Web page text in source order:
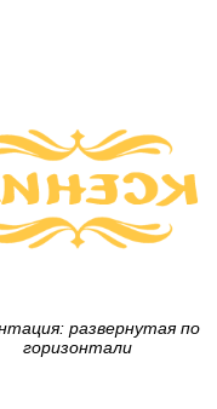
развернутая по
горизонтали